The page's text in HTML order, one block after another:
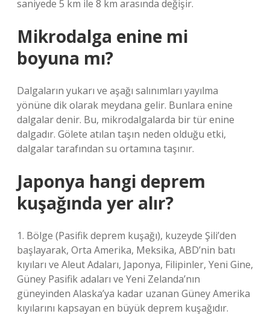
saniyede 5 km ile 8 km arasında değişir.
Mikrodalga enine mi
boyuna mı?
Dalgaların yukarı ve aşağı salınımları yayılma
yönüne dik olarak meydana gelir. Bunlara enine
dalgalar denir. Bu, mikrodalgalarda bir tür enine
dalgadır. Gölete atılan taşın neden olduğu etki,
dalgalar tarafından su ortamına taşınır.
Japonya hangi deprem
kuşağında yer alır?
1. Bölge (Pasifik deprem kuşağı), kuzeyde Şili’den
başlayarak, Orta Amerika, Meksika, ABD’nin batı
kıyıları ve Aleut Adaları, Japonya, Filipinler, Yeni Gine,
Güney Pasifik adaları ve Yeni Zelanda’nın
güneyinden Alaska’ya kadar uzanan Güney Amerika
kıyılarını kapsayan en büyük deprem kuşağıdır.